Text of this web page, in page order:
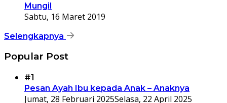
Mungil
Sabtu, 16 Maret 2019
Selengkapnya
Popular Post
#1
Pesan Ayah Ibu kepada Anak – Anaknya
Jumat, 28 Februari 2025Selasa, 22 April 2025